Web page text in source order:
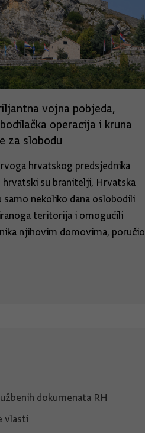
vojna pobjeda,
operacija i kruna
za slobodu
hrvatskog predsjednika
hrvatski su branitelji, Hrvatska
samo nekoliko dana oslobodili
teritorija i omogućili
njihovim domovima, poručio
dokumenata RH
vlasti